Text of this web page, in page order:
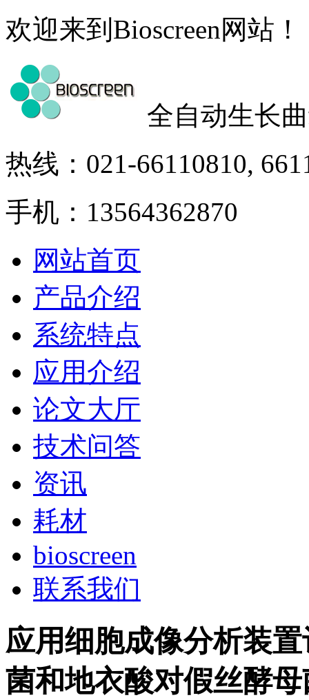
欢迎来到Bioscreen网站！
全自动生长
热线：021-66110810,
手机：13564362870
网站首页
产品介绍
系统特点
应用介绍
论文大厅
技术问答
资讯
耗材
bioscreen
联系我们
应用细胞成像分析装
菌和地衣酸对假丝酵